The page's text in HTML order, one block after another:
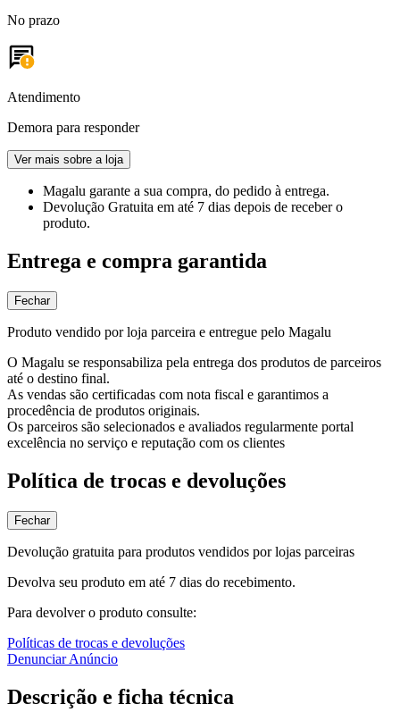
No prazo
Atendimento
Demora para responder
Ver mais sobre a loja
Magalu garante a sua compra, do pedido à entrega.
Devolução Gratuita em até 7 dias depois de receber o
produto.
Entrega e compra garantida
Fechar
Produto vendido por loja parceira e entregue pelo Magalu
O Magalu se responsabiliza pela entrega dos produtos de parceiros
até o destino final.
As vendas são certificadas com nota fiscal e garantimos a
procedência de produtos originais.
Os parceiros são selecionados e avaliados regularmente portal
excelência no serviço e reputação com os clientes
Política de trocas e devoluções
Fechar
Devolução gratuita para produtos vendidos por lojas parceiras
Devolva seu produto em até 7 dias do recebimento.
Para devolver o produto consulte:
Políticas de trocas e devoluções
Denunciar Anúncio
Descrição e ficha técnica